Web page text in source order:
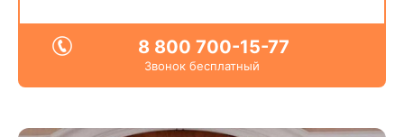
8 800 700-15-77
Звонок бесплатный